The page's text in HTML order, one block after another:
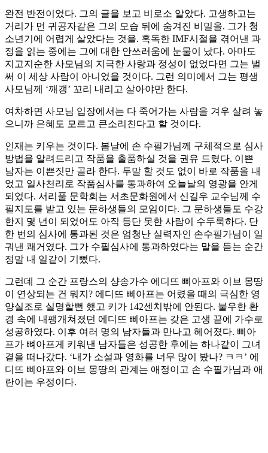
완전 반전이었다. 그의 글을 보고 비로소 알았다. 고생하고는
거리가 먼 귀공자같은 그의 모습 뒤에 숨겨진 비밀을. 그가 청
소년기에 어렵게 살았다는 것을. 혹독한 IMF시절을 겪어낸 과
정을 읽는 중에는 그에 대한 안쓰러움에 눈물이 났다. 아마도
지고지순한 사모님의 지극한 사랑과 정성이 없었다면 그는 벌
써 이 세상 사람이 아니었을 것이다. 그런 의미에서 그는 평생
사모님께 ‘깨갱’ 꼬리 내리고 살아야만 한다.
여차하면 사모님 입장에서는 다 죽어가는 사람을 겨우 살려 놓
으니까 은혜도 모르고 큰소리친다고 할 것이다.
인재는 키우는 것이다. 봄날에 손 수필가님께 구체적으로 심사
방법을 알려드리고 작품을 출품하실 것을 권유 드렸다. 이쁜
남자는 이쁜짓만 골라 한다. 두말 할 것도 없이 바로 작품을 내
었고 일사천리로 작품심사를 통과하여 오늘날의 영광을 안게
되었다. 서리풀 문학회는 서초문화원에서 신길우 교수님께 수
필지도를 받고 있는 문하생들의 모임이다. 그 문하생들도 수강
한지 몇 년이 되었어도 아직 등단 못한 사람이 수두룩하다. 단
한 번의 심사에 통과된 것은 엄청난 실력자인 손수필가님이 일
궈낸 쾌거였다. 그가 수필심사에 통과하였다는 말을 듣는 순간
정말 내 일같이 기뻤다.
그런데 그 순간 프랑스의 샹송가수 에디뜨 삐아프와 이브 몽땅
이 연상되는 건 뭐지? 에디뜨 삐아프는 어렸을 때의 극심한 영
양실조로 실명할뻔 했고 키가 142센치밖에 안된다. 불우한 환
경 속에 내팽개쳐졌던 에디뜨 삐아프는 갖은 고생 끝에 가수로
성공하였다. 이후 여러 명의 남자들과 만나고 헤어졌다. 삐아
프가 뼈아프게 키워낸 남자들은 성공한 후에는 하나같이 그녀
곁을 떠나갔다. ‘내가 소설과 영화를 너무 많이 봤나? ㅋㅋ’ 에
디뜨 삐아프와 이브 몽땅의 관계는 애정이고 손 수필가님과 애
란이는 우정이다.